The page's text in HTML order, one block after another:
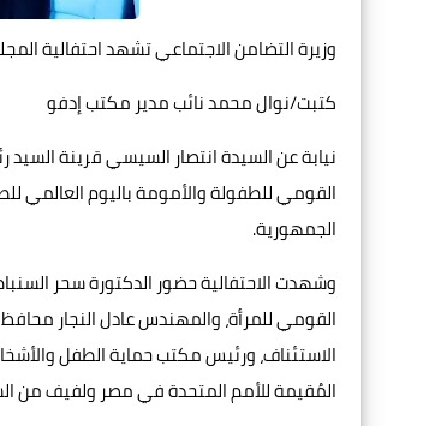
وزيرة التضامن الاجتماعي تشهد احتفالية
كتبت/نوال محمد نائب مدير مكتب إدفو
نيابة عن السيدة انتصار السيسي قرينة
القومي للطفولة والأمومة باليوم العالمي
الجمهورية.
وشهدت الاحتفالية حضور الدكتورة سحر
القومي للمرأة، والمهندس عادل النجار
الاستئناف، ورئيس مكتب حماية الطفل
المُقيمة للأمم المتحدة في مصر ولفيف من